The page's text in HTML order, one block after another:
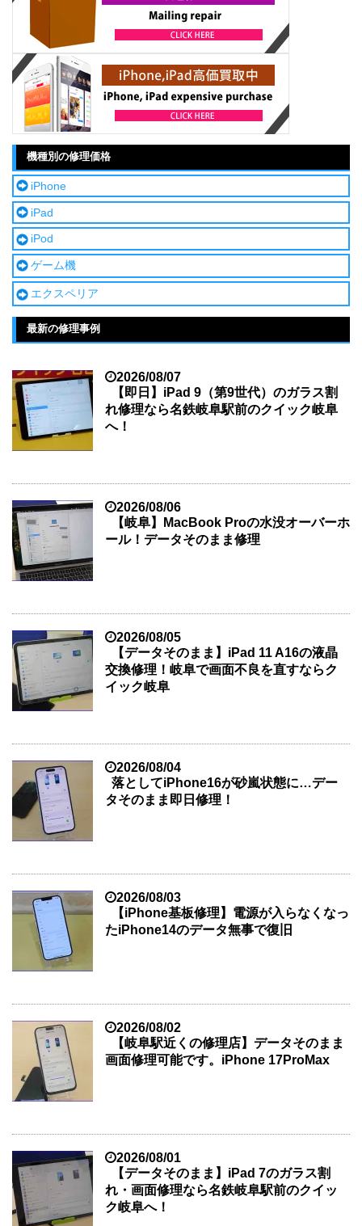
機種別の修理価格
iPhone
iPad
iPod
ゲーム機
エクスペリア
最新の修理事例
2026/08/07
【即日】iPad 9（第9世代）のガラス割
れ修理なら名鉄岐阜駅前のクイック岐阜
へ！
2026/08/06
【岐阜】MacBook Proの水没オーバーホ
ール！データそのまま修理
2026/08/05
【データそのまま】iPad 11 A16の液晶
交換修理！岐阜で画面不良を直すならク
イック岐阜
2026/08/04
落としてiPhone16が砂嵐状態に…デー
タそのまま即日修理！
2026/08/03
【iPhone基板修理】電源が入らなくなっ
たiPhone14のデータ無事で復旧
2026/08/02
【岐阜駅近くの修理店】データそのまま
画面修理可能です。iPhone 17ProMax
2026/08/01
【データそのまま】iPad 7のガラス割
れ・画面修理なら名鉄岐阜駅前のクイッ
ク岐阜へ！